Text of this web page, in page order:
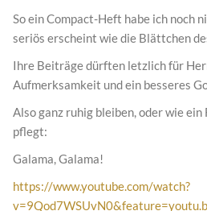
So ein Compact-Heft habe ich noch
seriös erscheint wie die Blättchen
Ihre Beiträge dürften letzlich für
Aufmerksamkeit und ein besseres
Also ganz ruhig bleiben, oder wie ein
pflegt:
Galama, Galama!
https://www.youtube.com/watch?